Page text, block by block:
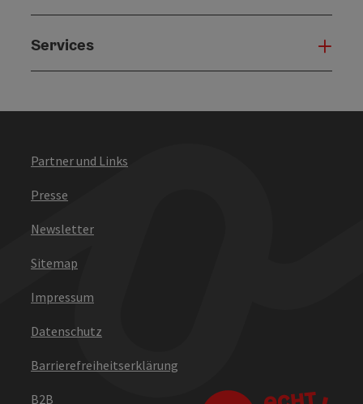
Services
Partner und Links
Presse
Newsletter
Sitemap
Impressum
Datenschutz
Barrierefreiheitserklärung
B2B